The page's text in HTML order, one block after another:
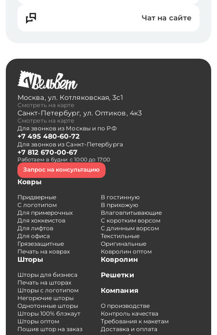
Чат на сайте
Москва, ул. Котляковская, 3с1
Смотреть на карте
Санкт-Петербург, ул. Оптиков, 4к3
Смотреть на карте
Для звонков из Москвы и по РФ
+7 495 480-60-72
Для звонков из Санкт-Петербурга
+7 812 670-00-67
Работаем в будни с 10:00 до 17:00
Запрос на консультацию
Ковры
Придверные
С логотипом
Для примерочных
Для хоккеистов
Для лифтов
Для офиса
Грязезащитные
Печать на коврах
В гостинную
В прихожую
Влаговпитывающие
С коротким ворсом
С длинным ворсом
Текстильные
Оригинальные
Ковролин оптом
Шторы
Шторы для бизнеса
Печать на шторах
Шторы с логотипом
Негорючие шторы
Однотонные шторы
Шторы 100% блэкаут
Шторы оптом
Пошив штор на заказ
Ковролин
Решетки
Компания
О производстве
Контроль качества
Требования к макетам
Доставка и оплата